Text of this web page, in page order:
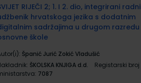
RIJEČI 2; 1. I 2. dio, integrirani radni
hrvatskoga jezika s dodatnim
sadržajima u drugom razredu
škole
Španić Jurić Zokić Vladušić
ŠKOLSKA KNJIGA d.d.
Registarski broj
7087